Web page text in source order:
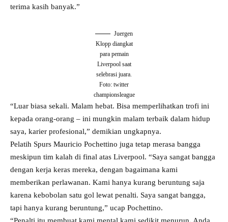
terima kasih banyak.”
Juergen
Klopp diangkat
para pemain
Liverpool saat
selebrasi juara.
Foto: twitter
championsleague
“Luar biasa sekali. Malam hebat. Bisa memperlihatkan trofi ini
kepada orang-orang – ini mungkin malam terbaik dalam hidup
saya, karier profesional,” demikian ungkapnya.
Pelatih Spurs Mauricio Pochettino juga tetap merasa bangga
meskipun tim kalah di final atas Liverpool. “Saya sangat bangga
dengan kerja keras mereka, dengan bagaimana kami
memberikan perlawanan. Kami hanya kurang beruntung saja
karena kebobolan satu gol lewat penalti. Saya sangat bangga,
tapi hanya kurang beruntung,” ucap Pochettino.
“Penalti itu membuat kami mental kami sedikit menurun. Anda